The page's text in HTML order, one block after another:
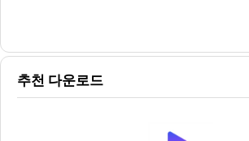
추천 다운로드